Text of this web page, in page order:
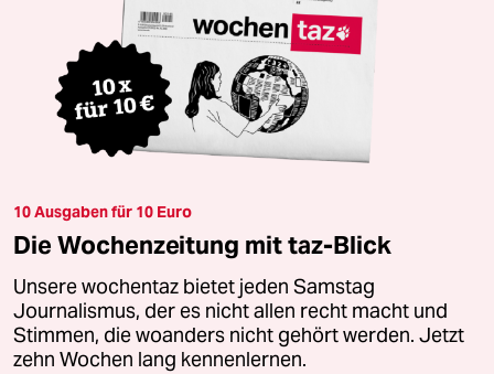
10 Ausgaben für 10 Euro
Die Wochenzeitung mit taz-Blick
Unsere wochentaz bietet jeden Samstag
Journalismus, der es nicht allen recht macht und
Stimmen, die woanders nicht gehört werden. Jetzt
zehn Wochen lang kennenlernen.